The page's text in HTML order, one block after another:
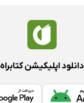
دانلود اپلیکیشن کتابراه